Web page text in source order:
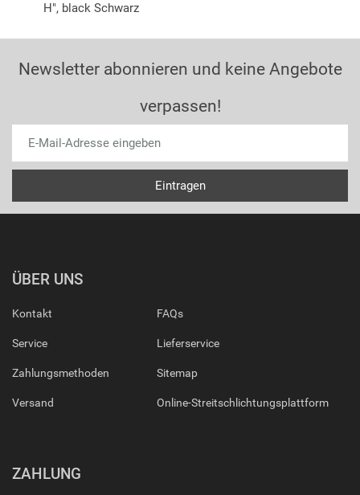
H", black Schwarz
Newsletter abonnieren und keine Angebote
verpassen!
ÜBER UNS
Kontakt
Service
Zahlungsmethoden
Versand
FAQs
Lieferservice
Sitemap
Online-Streitschlichtungsplattform
ZAHLUNG